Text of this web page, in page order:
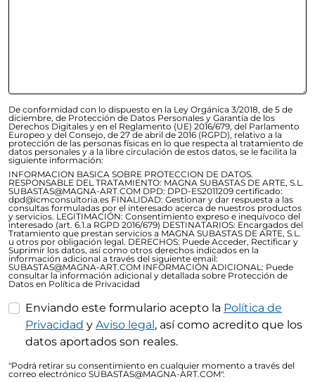
De conformidad con lo dispuesto en la Ley Orgánica 3/2018, de 5 de
diciembre, de Protección de Datos Personales y Garantía de los
Derechos Digitales y en el Reglamento (UE) 2016/679, del Parlamento
Europeo y del Consejo, de 27 de abril de 2016 (RGPD), relativo a la
protección de las personas físicas en lo que respecta al tratamiento de
datos personales y a la libre circulación de estos datos, se le facilita la
siguiente información:
INFORMACION BASICA SOBRE PROTECCION DE DATOS.
RESPONSABLE DEL TRATAMIENTO: MAGNA SUBASTAS DE ARTE, S.L.
SUBASTAS@MAGNA-ART.COM DPD: DPD-ES2011209 certificado:
dpd@icmconsultoria.es FINALIDAD: Gestionar y dar respuesta a las
consultas formuladas por el interesado acerca de nuestros productos
y servicios. LEGITIMACIÓN: Consentimiento expreso e inequívoco del
interesado (art. 6.1.a RGPD 2016/679) DESTINATARIOS: Encargados del
Tratamiento que prestan servicios a MAGNA SUBASTAS DE ARTE, S.L.
u otros por obligación legal. DERECHOS: Puede Acceder, Rectificar y
Suprimir los datos, así como otros derechos indicados en la
información adicional a través del siguiente email:
SUBASTAS@MAGNA-ART.COM INFORMACIÓN ADICIONAL: Puede
consultar la información adicional y detallada sobre Protección de
Datos en Política de Privacidad
Enviando este formulario acepto la Política de
Privacidad y Aviso legal , así como acredito que los
datos aportados son reales.
"Podrá retirar su consentimiento en cualquier momento a través del
correo electrónico SUBASTAS@MAGNA-ART.COM".